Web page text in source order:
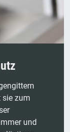
sie zum
und